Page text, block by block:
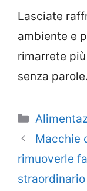
Lasciate
ambiente e
rimarrete
senza parole.
Categorie
Macchie
rimuoverle
straordinario